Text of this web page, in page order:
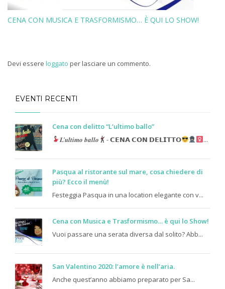
CENA CON MUSICA E TRASFORMISMO… È QUI LO SHOW!
Devi essere loggato per lasciare un commento.
EVENTI RECENTI
Cena con delitto “L’ultimo ballo”
𝑳’𝒖𝒍𝒕𝒊𝒎𝒐 𝒃𝒂𝒍𝒍𝒐
- 𝗖𝗘𝗡𝗔 𝗖𝗢𝗡 𝗗𝗘𝗟𝗜𝗧𝗧𝗢 ...
Pasqua al ristorante sul mare, cosa chiedere di
più? Ecco il menù!
Festeggia Pasqua in una location elegante con v...
Cena con Musica e Trasformismo… è qui lo Show!
Vuoi passare una serata diversa dal solito? Abb...
San Valentino 2020: l’amore è nell’aria.
Anche quest’anno abbiamo preparato per Sa...